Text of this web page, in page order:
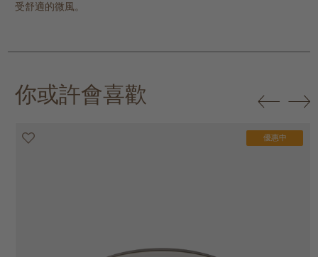
受舒適的微風。
你或許會喜歡
優惠中
優惠中
優惠中
優惠中
優惠中
優惠中
優惠中
優惠中
優惠中
優惠中